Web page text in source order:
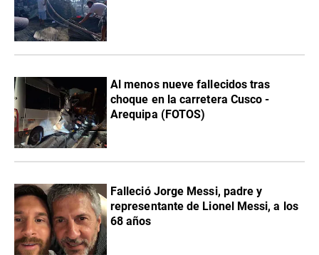
Al menos nueve fallecidos tras
choque en la carretera Cusco -
Arequipa (FOTOS)
Falleció Jorge Messi, padre y
representante de Lionel Messi, a los
68 años